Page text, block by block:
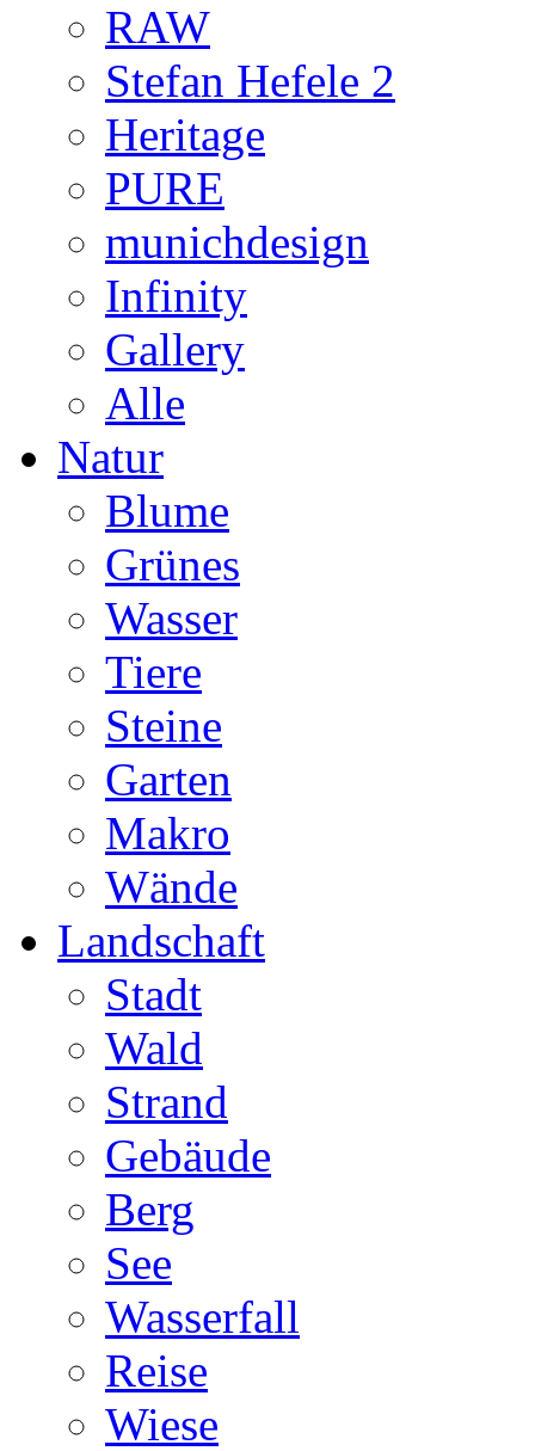
RAW
Stefan Hefele 2
Heritage
PURE
munichdesign
Infinity
Gallery
Alle
Natur
Blume
Grünes
Wasser
Tiere
Steine
Garten
Makro
Wände
Landschaft
Stadt
Wald
Strand
Gebäude
Berg
See
Wasserfall
Reise
Wiese